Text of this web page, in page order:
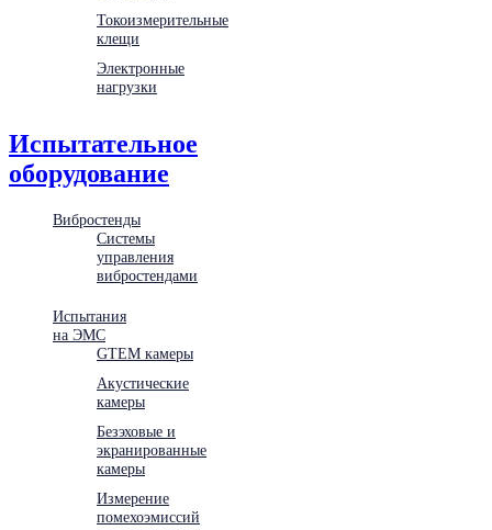
Токоизмерительные
клещи
Электронные
нагрузки
Испытательное
оборудование
Вибростенды
Системы
управления
вибростендами
Испытания
на ЭМС
GTEM камеры
Акустические
камеры
Безэховые и
экранированные
камеры
Измерение
помехоэмиссий